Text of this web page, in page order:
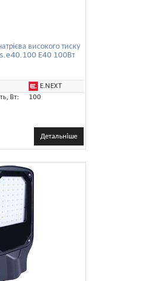
високого тиску
E40 100Вт
E.NEXT
Вт:
100
Детальніше